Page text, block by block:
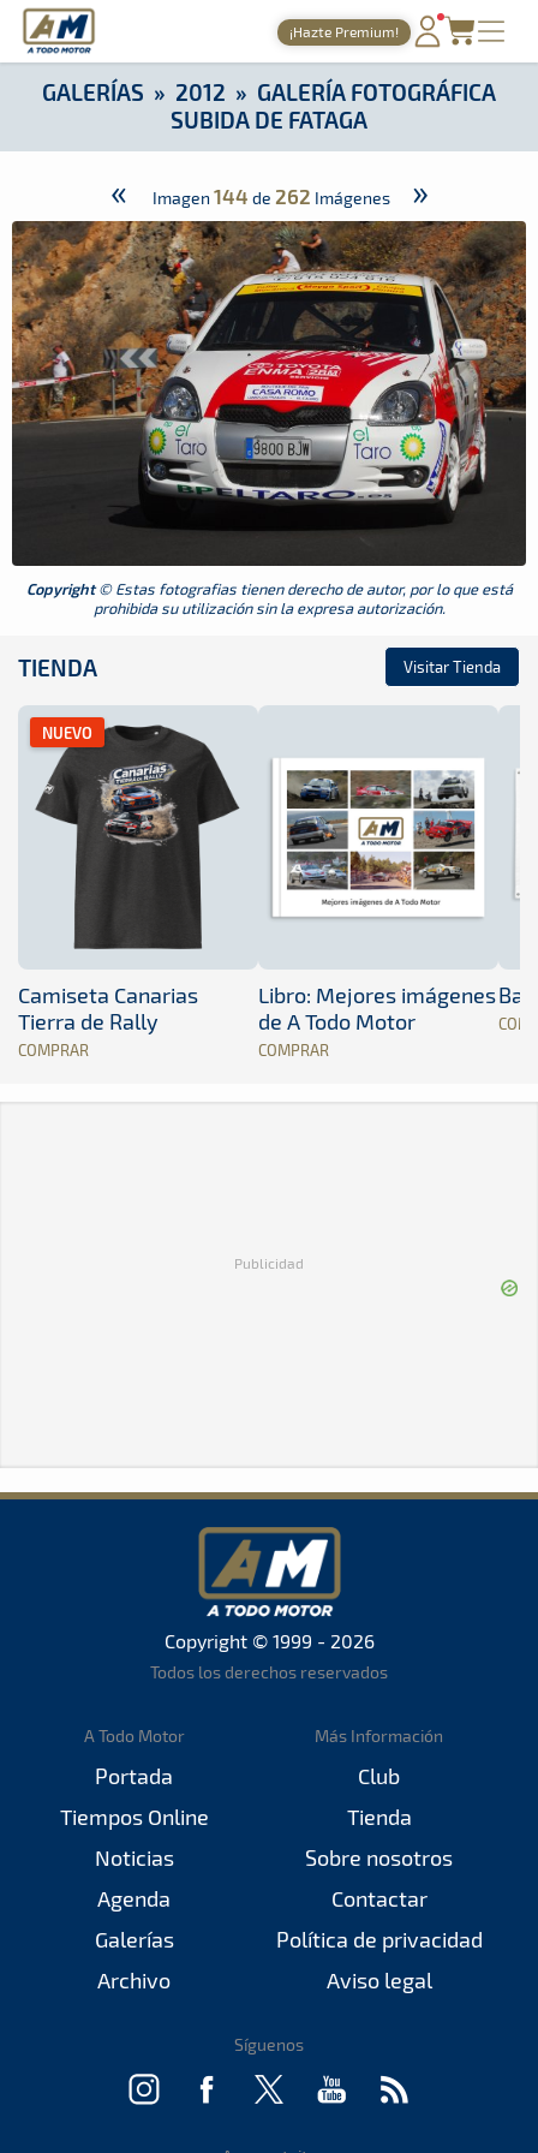
A Todo Motor · Revista del motor desde 1999
¡Hazte Premium!
PORTADA
TIEMPOS ONLINE
AGENDA
GALERÍAS
TIENDA
ARCHIVO
A Todo Motor Galería Fotográfica Subida
GALERÍAS » 2012 » GALERÍA FOTOGRÁFICA
SUBIDA DE FATAGA
« Imagen 144 de 262 Imágenes »
Copyright© Estas fotografias tienen derecho de autor, por lo que está
prohibida su utilización sin la expresa autorización.
TIENDA Visitar Tienda
NUEVO
Camiseta Canarias
Tierra de Rally
COMPRAR
Libro: Mejores imágenes
de A Todo Motor
COMPRAR
Publicidad
Copyright © 1999 - 2026
Todos los derechos reservados
A Todo Motor
Portada
Tiempos Online
Noticias
Agenda
Galerías
Archivo
Más Información
Club
Tienda
Sobre nosotros
Contactar
Política de privacidad
Aviso legal
Síguenos